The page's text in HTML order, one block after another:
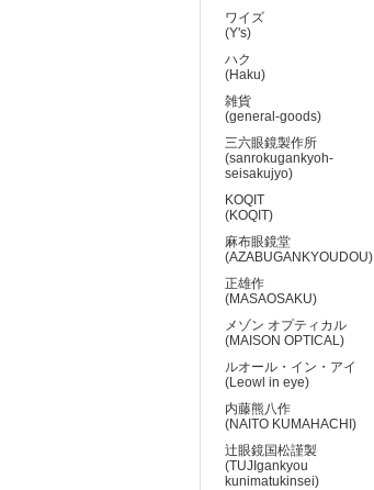
ワイズ
(Y's)
ハク
(Haku)
雑貨
(general-goods)
三六眼鏡製作所
(sanrokugankyoh-
seisakujyo)
KOQIT
(KOQIT)
麻布眼鏡堂
(AZABUGANKYOUDOU)
正雄作
(MASAOSAKU)
メゾン オプティカル
(MAISON OPTICAL)
ルオール・イン・アイ
(Leowl in eye)
内藤熊八作
(NAITO KUMAHACHI)
辻眼鏡国松謹製
(TUJIgankyou
kunimatukinsei)